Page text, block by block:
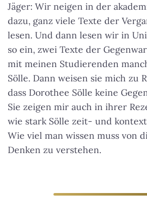
Jäger: Wir neigen in der
dazu, ganz viele Texte der
lesen. Und dann lesen wir in
so ein, zwei Texte der
mit meinen Studierenden
Sölle. Dann weisen sie mich zu
dass Dorothee Sölle keine
Sie zeigen mir auch in ihrer
wie stark Sölle zeit- und
Wie viel man wissen muss von
Denken zu verstehen.